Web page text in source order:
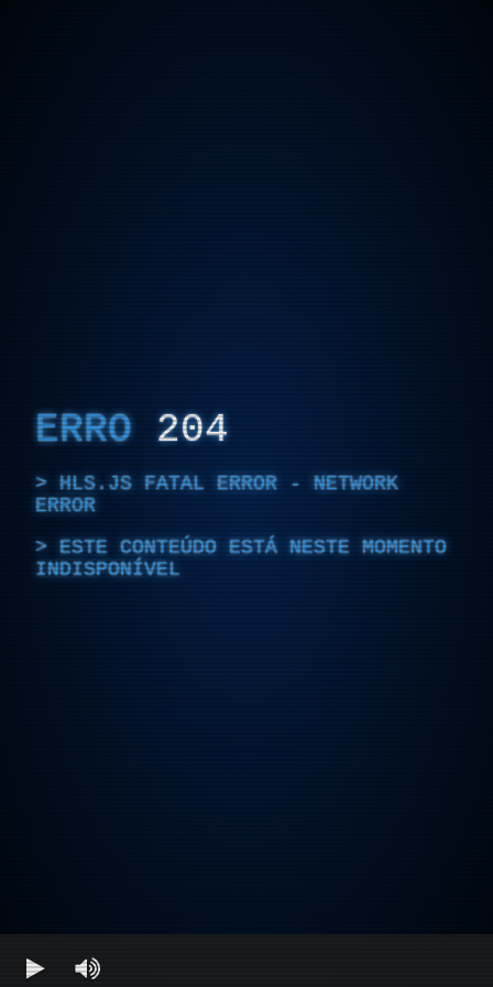
ERRO 204
HLS.JS FATAL ERROR - NETWORK
ERROR
ESTE CONTEÚDO ESTÁ NESTE MOMENTO
INDISPONÍVEL